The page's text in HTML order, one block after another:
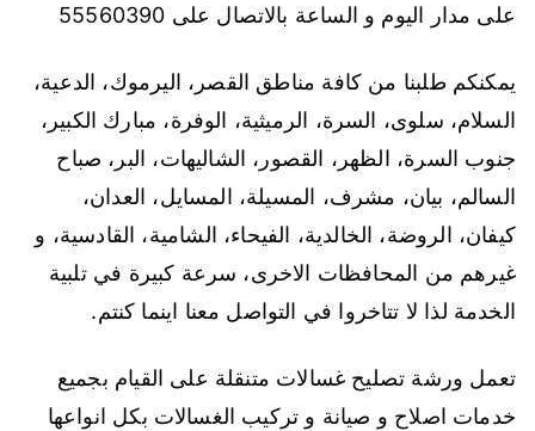
على مدار اليوم و الساعة بالاتصال على 55560390
يمكنكم طلبنا من كافة مناطق القصر، اليرموك، الدعية،
السلام، سلوى، السرة، الرميثية، الوفرة، مبارك الكبير،
جنوب السرة، الظهر، القصور، الشاليهات، البر، صباح
السالم، بيان، مشرف، المسيلة، المسايل، العدان،
كيفان، الروضة، الخالدية، الفيحاء، الشامية، القادسية، و
غيرهم من المحافظات الاخرى، سرعة كبيرة في تلبية
الخدمة لذا لا تتاخروا في التواصل معنا اينما كنتم.
تعمل ورشة تصليح غسالات متنقلة على القيام بجميع
خدمات اصلاح و صيانة و تركيب الغسالات بكل انواعها